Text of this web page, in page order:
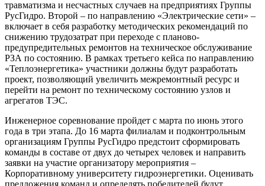
травматизма и несчастных случаев на предприятиях Группы
РусГидро. Второй – по направлению «Электрические сети» –
включает в себя разработку методических рекомендаций по
снижению трудозатрат при переходе с планово-
предупредительных ремонтов на техническое обслуживание
РЗА по состоянию. В рамках третьего кейса по направлению
«Теплоэнергетика» участники должны будут разработать
проект, позволяющий увеличить межремонтный ресурс и
перейти на ремонт по техническому состоянию узлов и
агрегатов ТЭС.
Инженерное соревнование пройдет с марта по июнь этого
года в три этапа. До 16 марта филиалам и подконтрольным
организациям Группы РусГидро предстоит сформировать
команды в составе от двух до четырех человек и направить
заявки на участие организатору мероприятия –
Корпоративному университету гидроэнергетики. Оценивать